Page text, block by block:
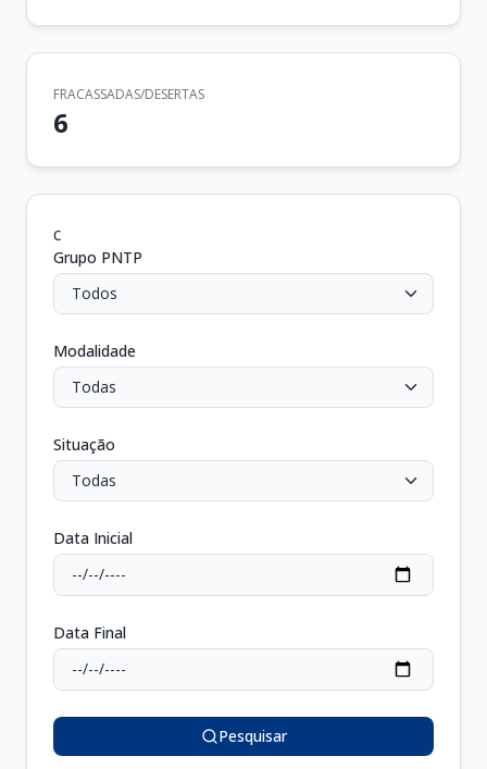
FRACASSADAS/DESERTAS
6
c
Grupo PNTP
Modalidade
Situação
Data Inicial
Data Final
Pesquisar